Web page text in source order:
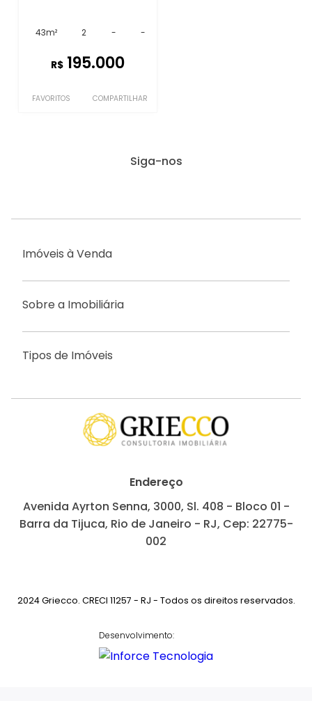
43m² 2 - -
R$ 195.000
FAVORITOS COMPARTILHAR
Siga-nos
Imóveis à Venda
Sobre a Imobiliária
Tipos de Imóveis
Endereço
Avenida Ayrton Senna, 3000, Sl. 408 - Bloco 01 -
Barra da Tijuca, Rio de Janeiro - RJ, Cep: 22775-
002
2024 Griecco. CRECI 11257 - RJ - Todos os direitos reservados.
Desenvolvimento: